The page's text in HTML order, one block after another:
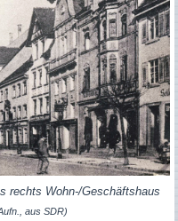
Wohn-/Geschäftshaus
aus SDR)